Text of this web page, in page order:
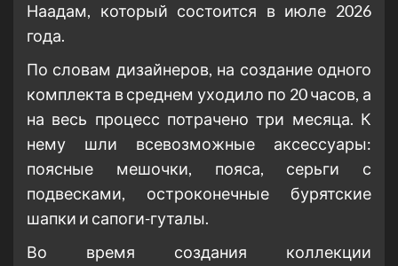
Наадам, который состоится в июле 2026
года.
По словам дизайнеров, на создание одного
комплекта в среднем уходило по 20 часов, а
на весь процесс потрачено три месяца. К
нему шли всевозможные аксессуары:
поясные мешочки, пояса, серьги с
подвесками, остроконечные бурятские
шапки и сапоги-гуталы.
Во время создания коллекции